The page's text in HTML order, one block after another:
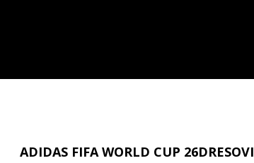
ADIDAS FIFA WORLD CUP 26DRESOVI